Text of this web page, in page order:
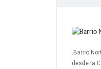
.Barrio
desde la